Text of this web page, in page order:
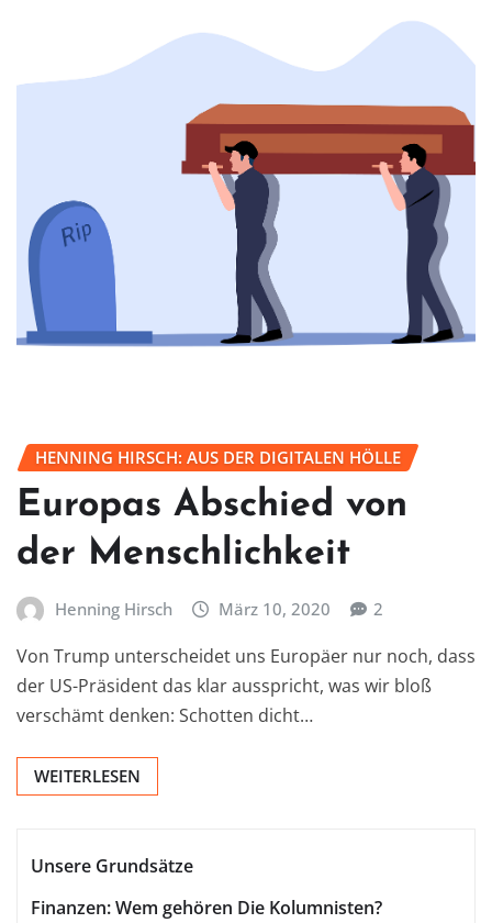
HENNING HIRSCH: AUS DER DIGITALEN HÖLLE
Europas Abschied von
der Menschlichkeit
Henning Hirsch März 10, 2020 2
Von Trump unterscheidet uns Europäer nur noch, dass
der US-Präsident das klar ausspricht, was wir bloß
verschämt denken: Schotten dicht…
WEITERLESEN
Unsere Grundsätze
Finanzen: Wem gehören Die Kolumnisten?